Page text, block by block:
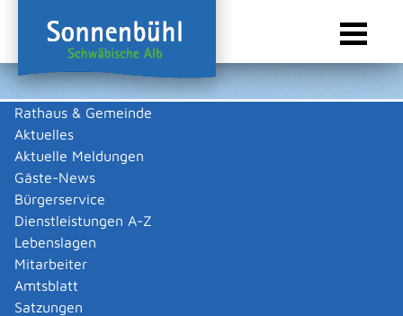
Rathaus & Gemeinde
Aktuelles
Aktuelle Meldungen
Gäste-News
Bürgerservice
Dienstleistungen A-Z
Lebenslagen
Mitarbeiter
Amtsblatt
Satzungen
Sie sind hier:
Gewerbeliste
Herzog Präzisions-, Dreh- und
Frästechnik GmbH